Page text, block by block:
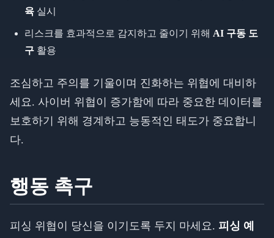
육 실시
리스크를 효과적으로 감지하고 줄이기 위해 AI 구동 도
구 활용
조심하고 주의를 기울이며 진화하는 위협에 대비하
세요. 사이버 위협이 증가함에 따라 중요한 데이터를
보호하기 위해 경계하고 능동적인 태도가 중요합니
다.
행동 촉구
피싱 위협이 당신을 이기도록 두지 마세요. 피싱 예